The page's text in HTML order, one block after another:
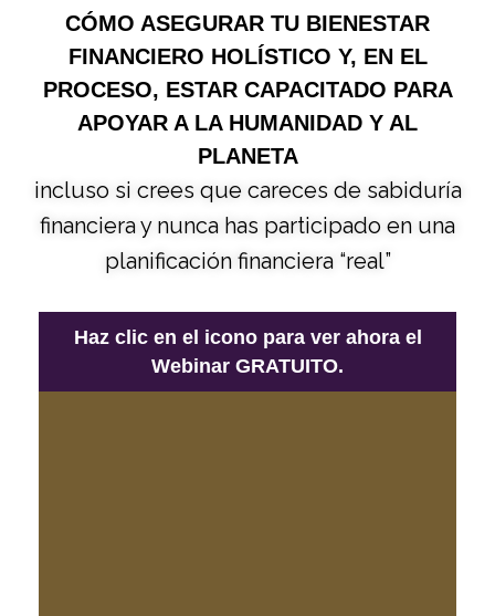
CÓMO ASEGURAR TU BIENESTAR
FINANCIERO HOLÍSTICO Y, EN EL
PROCESO, ESTAR CAPACITADO PARA
APOYAR A LA HUMANIDAD Y AL
PLANETA
incluso si crees que careces de sabiduría
financiera y nunca has participado en una
planificación financiera “real”
Haz clic en el icono para ver ahora el
Webinar GRATUITO.